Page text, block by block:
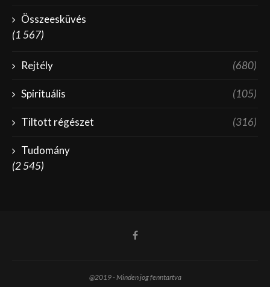
Összeesküvés
(1 567)
Rejtély (680)
Spirituális (105)
Tiltott régészet (316)
Tudomány
(2 545)
@2019 - Minden jog fenntartva